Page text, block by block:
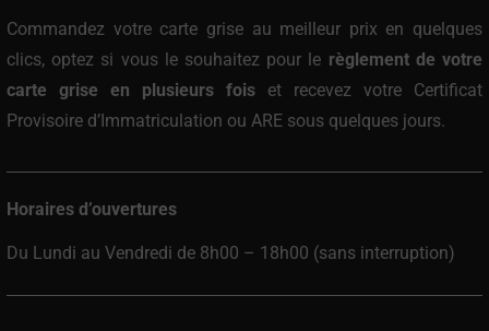
Commandez votre carte grise au meilleur prix en quelques
clics, optez si vous le souhaitez pour le règlement de votre
carte grise en plusieurs fois et recevez votre Certificat
Provisoire d’Immatriculation ou ARE sous quelques jours.
Horaires d’ouvertures
Du Lundi au Vendredi de 8h00 – 18h00 (sans interruption)